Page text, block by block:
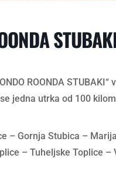
ROONDA
jedna utrka od 100
– Gornja Stubica –
– Tuheljske Toplice